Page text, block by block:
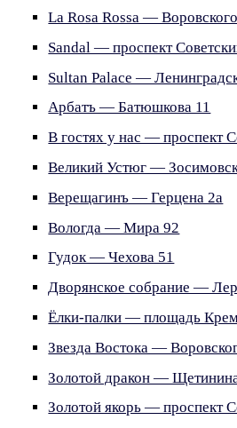
La Rosa Rossa —
Sandal — проспект
Sultan Palace —
Арбатъ — Батюшкова 11
В гостях у нас — проспект
Великий Устюг —
Верещагинъ — Герцена 2а
Вологда — Мира 92
Гудок — Чехова 51
Дворянское собрание —
Ёлки-палки — площадь
Звезда Востока —
Золотой дракон —
Золотой якорь — проспект